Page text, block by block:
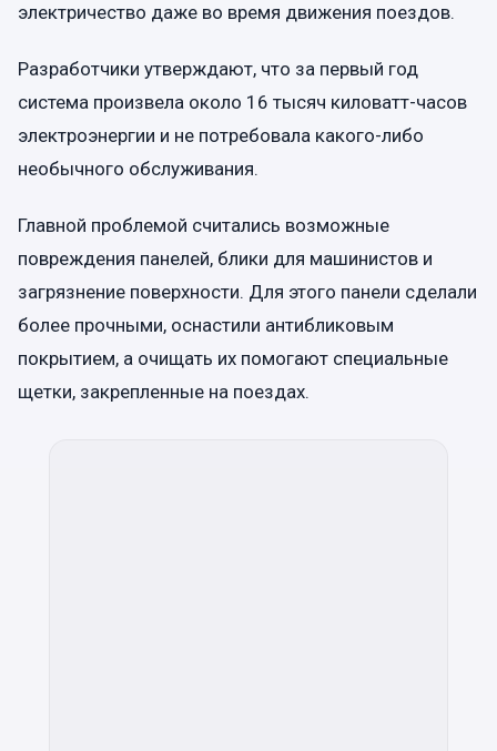
электричество даже во время движения поездов.
Разработчики утверждают, что за первый год
система произвела около 16 тысяч киловатт-часов
электроэнергии и не потребовала какого-либо
необычного обслуживания.
Главной проблемой считались возможные
повреждения панелей, блики для машинистов и
загрязнение поверхности. Для этого панели сделали
более прочными, оснастили антибликовым
покрытием, а очищать их помогают специальные
щетки, закрепленные на поездах.